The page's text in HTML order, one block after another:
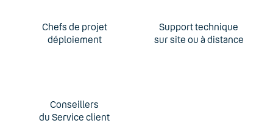
Chefs de projet
déploiement
Support technique
sur site ou à distance
Conseillers
du Service client